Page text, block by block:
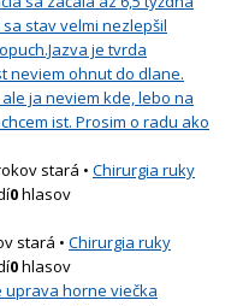
stav velmi nezlepšil
je tvrda
neviem ohnut do dlane.
ja neviem kde, lebo na
ist. Prosim o radu ako
stará • Chirurgia ruky
0hlasov
stará • Chirurgia ruky
0hlasov
uprava horne viečka